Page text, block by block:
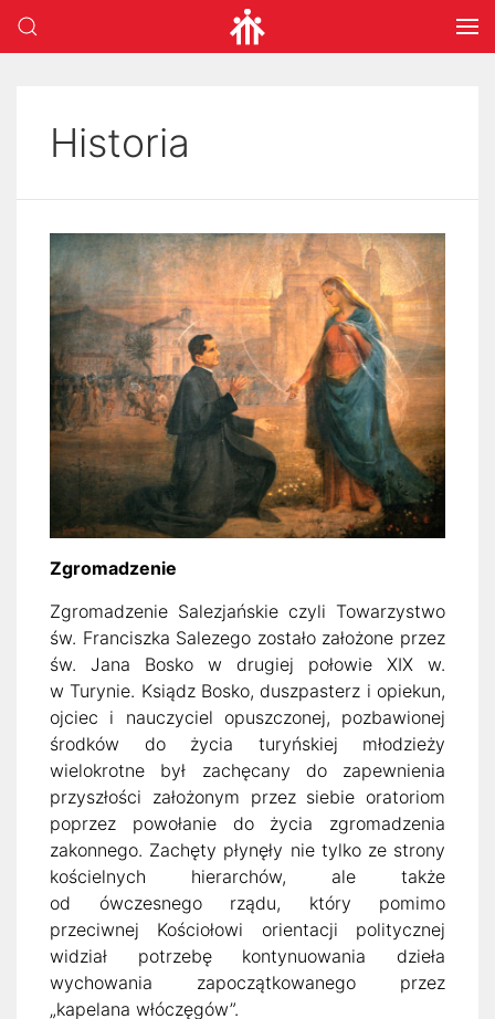
Historia
Zgromadzenie
Zgromadzenie Salezjańskie czyli Towarzystwo
św. Franciszka Salezego zostało założone przez
św. Jana Bosko w drugiej połowie XIX w.
w Turynie. Ksiądz Bosko, duszpasterz i opiekun,
ojciec i nauczyciel opuszczonej, pozbawionej
środków do życia turyńskiej młodzieży
wielokrotne był zachęcany do zapewnienia
przyszłości założonym przez siebie oratoriom
poprzez powołanie do życia zgromadzenia
zakonnego. Zachęty płynęły nie tylko ze strony
kościelnych hierarchów, ale także
od ówczesnego rządu, który pomimo
przeciwnej Kościołowi orientacji politycznej
widział potrzebę kontynuowania dzieła
wychowania zapoczątkowanego przez
„kapelana włóczęgów”.